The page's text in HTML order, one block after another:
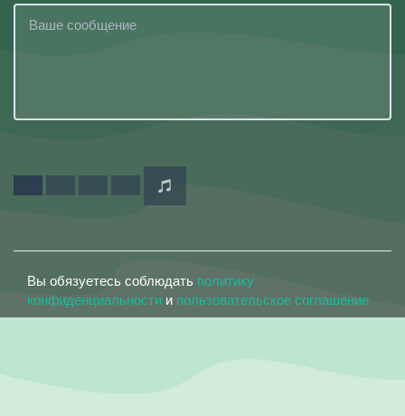
Вы обязуетесь соблюдать политику
конфиденциальности и пользовательское соглашение